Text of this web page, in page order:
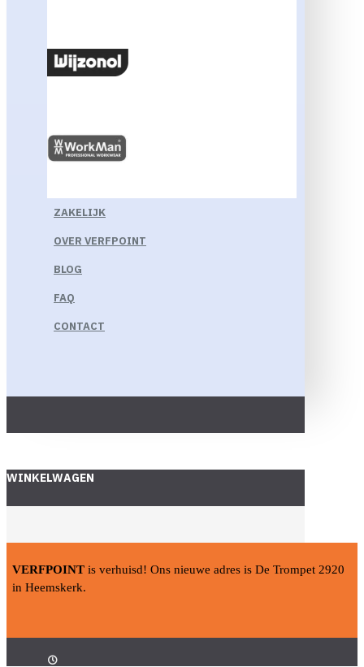
ZAKELIJK
OVER VERFPOINT
BLOG
FAQ
CONTACT
WINKELWAGEN
VERFPOINT is verhuisd! Ons nieuwe adres is De Trompet 2920
in Heemskerk.